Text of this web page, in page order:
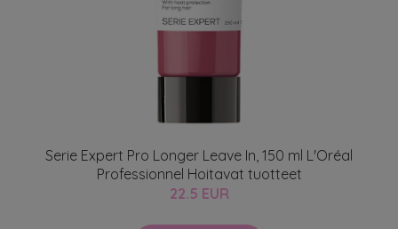
Serie Expert Pro Longer Leave In, 150 ml L'Oréal
Professionnel Hoitavat tuotteet
22.5 EUR